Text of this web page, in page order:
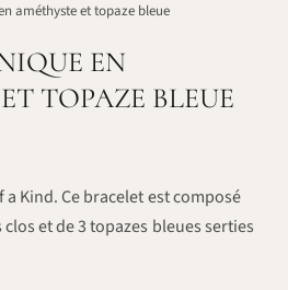
améthyste et topaze bleue
EN
TOPAZE BLEUE
Kind. Ce bracelet est composé
et de 3 topazes bleues serties